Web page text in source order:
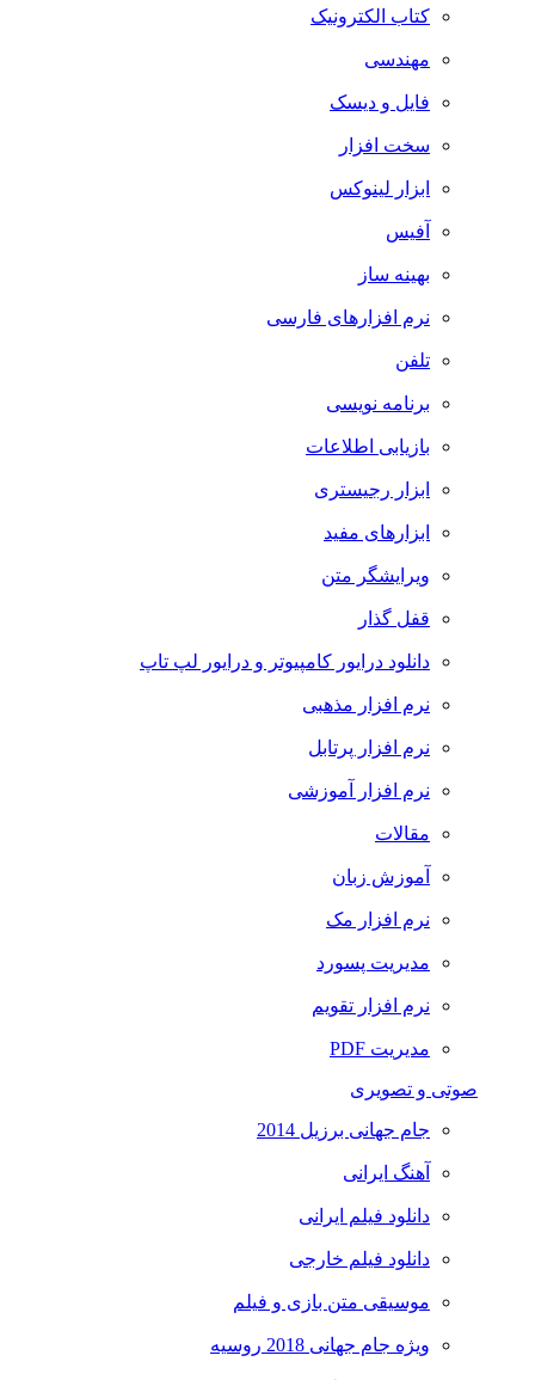
کتاب الکترونیک
مهندسی
فایل و دیسک
سخت افزار
ابزار لینوکس
آفیس
بهینه ساز
نرم افزارهای فارسی
تلفن
برنامه نویسی
بازیابی اطلاعات
ابزار رجیستری
ابزارهای مفید
ویرایشگر متن
قفل گذار
دانلود درایور کامپیوتر و درایور لپ تاپ
نرم افزار مذهبی
نرم افزار پرتابل
نرم افزار آموزشی
مقالات
آموزش زبان
نرم افزار مک
مدیریت پسورد
نرم افزار تقویم
مدیریت PDF
صوتی و تصویری
جام جهانی برزیل 2014
آهنگ ایرانی
دانلود فیلم ایرانی
دانلود فیلم خارجی
موسیقی متن بازی و فیلم
ویژه جام جهانی 2018 روسیه